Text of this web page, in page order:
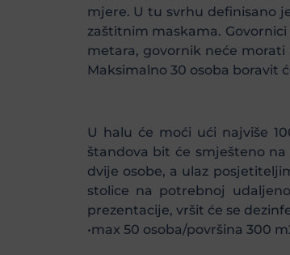
mjere. U tu svrhu definisano
zaštitnim maskama.
metara, govornik neće
Maksimalno 30 osoba boravit
U halu će moći ući najviše
štandova bit će smješteno
dvije osobe, a ulaz
stolice na potrebnoj
prezentacije, vršit će se
•max 50 osoba/površina 300